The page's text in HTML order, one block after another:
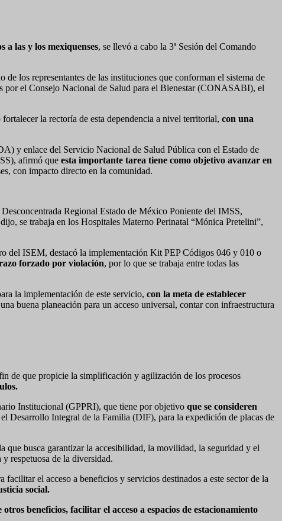
a las y los mexiquenses, se llevó a cabo la 3ª Sesión del Comando
los representantes de las instituciones que conforman el sistema de
por el Consejo Nacional de Salud para el Bienestar (CONASABI), el
la rectoría de esta dependencia a nivel territorial, con una
y enlace del Servicio Nacional de Salud Pública con el Estado de
afirmó que esta importante tarea tiene como objetivo avanzar en
con impacto directo en la comunidad.
Regional Estado de México Poniente del IMSS,
se trabaja en los Hospitales Materno Perinatal “Mónica Pretelini”,
del ISEM, destacó la implementación Kit PEP Códigos 046 y 010 o
forzado por violación, por lo que se trabaja entre todas las
la implementación de este servicio, con la meta de establecer
buena planeación para un acceso universal, contar con infraestructura
de que propicie la simplificación y agilización de los procesos
Institucional (GPPRI), que tiene por objetivo que se consideren
Desarrollo Integral de la Familia (DIF), para la expedición de placas de
que busca garantizar la accesibilidad, la movilidad, la seguridad y el
respetuosa de la diversidad.
el acceso a beneficios y servicios destinados a este sector de la
social.
otros beneficios, facilitar el acceso a espacios de estacionamiento